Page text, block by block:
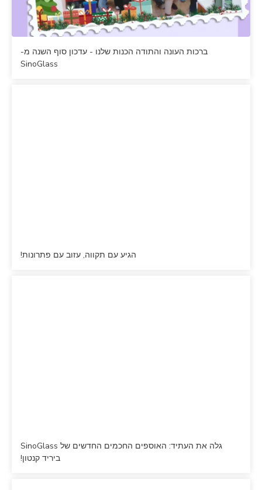
ברכות העונה והתודה הכנות שלנו - עדכון סוף השנה מ-
SinoGlass
הגיע עם תקווה, עזוב עם פתרונות!
גלה את העתיד: האוספים החכמים החדשים של SinoGlass
ביריד קנטון!